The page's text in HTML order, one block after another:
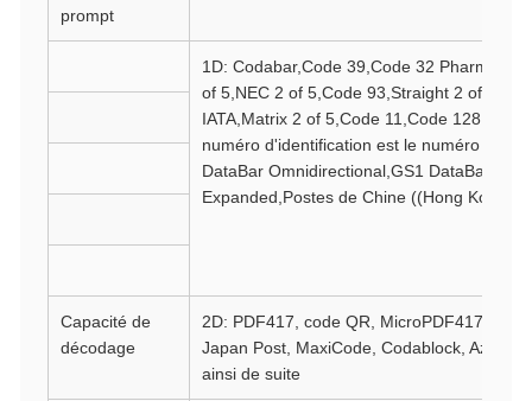
prompt
1D: Codabar,Code 39,Code 32
of 5,NEC 2 of 5,Code 93,Straight 2 of 5
IATA,Matrix 2 of 5,Code 11,Code 128,GS1-
numéro d'identification est le numéro EAN/
DataBar Omnidirectional,GS1 DataBar
Expanded,Postes de Chine ((Hong Kong 2
Capacité de
décodage
2D: PDF417, code QR, MicroPDF417,
Japan Post, MaxiCode, Codablock, Aztec,
ainsi de suite